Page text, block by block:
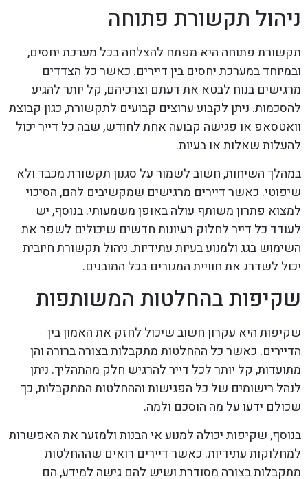
ניהול תקשורת פתוחה
תקשורת פתוחה היא מפתח להצלחה בכל מערכת יחסים,
ובמיוחד במערכת יחסים בין דיירים. כאשר כל הצדדים
מרגישים בנוח לבטא את דעתם וצרכיהם, קל יותר להגיע
להסכמות. ניתן לקבוע ערוצים קבועים לתקשורת, כגון קבוצת
וואטסאפ או פגישה קבועה אחת לחודש, שבה כל דייר יכול
להעלות שאלות או בעיות.
במהלך השיחות, חשוב לשמור על סגנון תקשורת מכבד ולא
שיפוטי. כאשר דיירים מרגישים שמקשיבים להם, הסיכוי
למצוא פתרון משותף עולה באופן משמעותי. בנוסף, יש
לעודד כל דייר לחלוק רעיונות חדשים שיכולים לשפר את
השימוש בגג ולמנוע בעיות עתידיות. ניהול תקשורת חיובית
יכול לשדרג את חוויית המגורים בכל המובנים.
שקיפות בהחלטות המשותפות
שקיפות היא עקרון חשוב שיכול לחזק את האמון בין
הדיירים. כאשר כל ההחלטות מתקבלות בצורה ברורה והן
מתועדות, קל יותר לכל דייר להרגיש חלק מהתהליך. ניתן
לנהל רישומים של כל הפגישות וההחלטות המתקבלות, כך
שכולם ידעו על מה הוסכם ולמה.
בנוסף, שקיפות יכולה למנוע אי הבנות ולמזער את האפשרות
למחלוקות עתידיות. כאשר דיירים רואים שההחלטות
מתקבלות בצורה מסודרת ושיש להם גישה למידע, הם